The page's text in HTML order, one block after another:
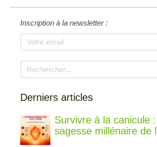
Inscription à la newsletter :
Votre email
Rechercher
Derniers articles
Survivre à la canicule
sagesse millénaire de